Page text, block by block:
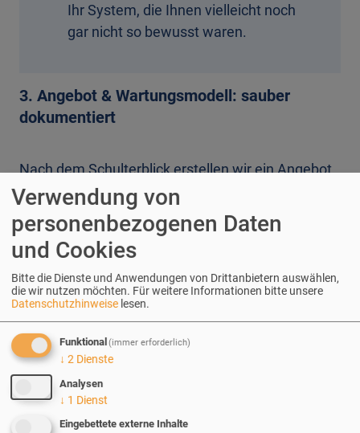
Ihr System, die Ihnen vielleicht noch
gar nicht so bewusst waren.
3. Angebot & Wartungsmodell: sauber
dokumentiert
Nach dem Schulterblick erstellen wir ein Angebot,
das
allgemeine organisatorische
Rahmenbedingungen,
das erforderliche Investment für die im
Prozess identifizierten Aufgaben,
Ihre ULF-Pauschale für Wartung & Betrieb
sowie die Stundensätze für Betreuung und
Verwendung von
personenbezogenen Daten
und Cookies
Bitte die Dienste und Anwendungen von Drittanbietern auswählen,
die wir nutzen möchten. Für weitere Informationen bitte unsere
Datenschutzhinweise lesen.
Funktional(immer erforderlich)
↓ 2 Dienste
Analysen
↓ 1 Dienst
Eingebettete externe Inhalte